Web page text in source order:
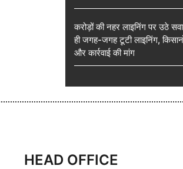
करोड़ों की नहर लाइनिंग पर उठे
ही जगह-जगह टूटी लाइनिंग,
और कार्रवाई की मांग
HEAD OFFICE